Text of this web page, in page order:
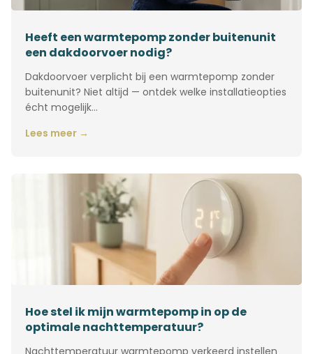
Heeft een warmtepomp zonder buitenunit
een dakdoorvoer nodig?
Dakdoorvoer verplicht bij een warmtepomp zonder
buitenunit? Niet altijd — ontdek welke installatieopties
écht mogelijk…
Lees meer →
Hoe stel ik mijn warmtepomp in op de
optimale nachttemperatuur?
Nachttemperatuur warmtepomp verkeerd instellen